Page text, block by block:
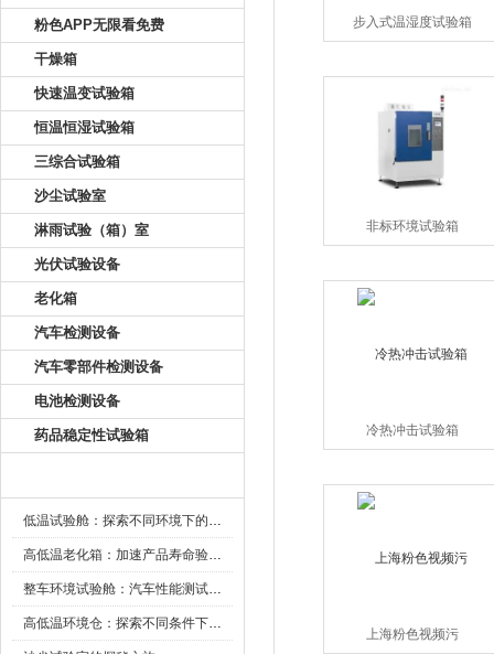
粉色APP无限看免费
干燥箱
快速温变试验箱
恒温恒湿试验箱
三综合试验箱
沙尘试验室
淋雨试验（箱）室
光伏试验设备
老化箱
汽车检测设备
汽车零部件检测设备
电池检测设备
药品稳定性试验箱
低温试验舱：探索不同环境下的科技边界
高低温老化箱：加速产品寿命验证的可靠伙伴
整车环境试验舱：汽车性能测试的设备
高低温环境仓：探索不同条件下的科学奥秘
步入式温湿度试验箱
非标环境试验箱
冷热冲击试验箱
上海粉色视频污